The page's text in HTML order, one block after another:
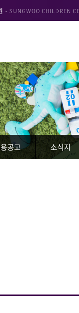
- SUNGWOO CHILDREN
공고 소식지